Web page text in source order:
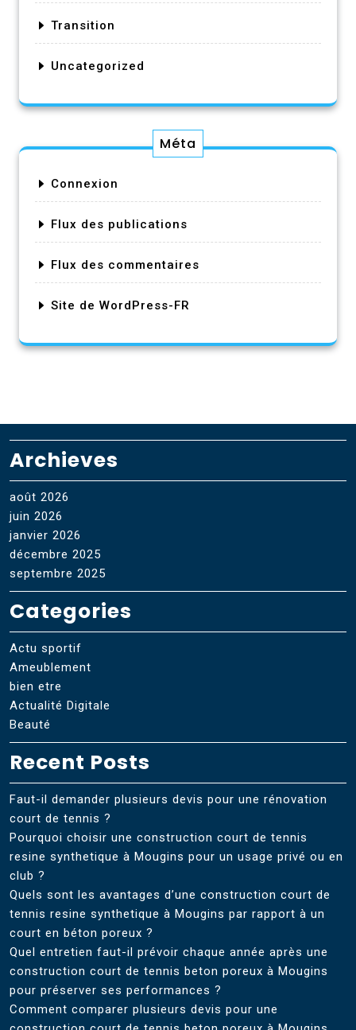
Transition
Uncategorized
Méta
Connexion
Flux des publications
Flux des commentaires
Site de WordPress-FR
Archieves
août 2026
juin 2026
janvier 2026
décembre 2025
septembre 2025
Categories
Actu sportif
Ameublement
bien etre
Actualité Digitale
Beauté
Recent Posts
Faut-il demander plusieurs devis pour une rénovation
court de tennis ?
Pourquoi choisir une construction court de tennis
resine synthetique à Mougins pour un usage privé ou en
club ?
Quels sont les avantages d’une construction court de
tennis resine synthetique à Mougins par rapport à un
court en béton poreux ?
Quel entretien faut-il prévoir chaque année après une
construction court de tennis beton poreux à Mougins
pour préserver ses performances ?
Comment comparer plusieurs devis pour une